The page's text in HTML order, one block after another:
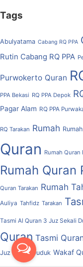
Tags
Abulyatama Cabang RQ PPA
Rutin Cabang RQ PPA
Purwokerto Quran
PPA Bekasi RQ PPA Depok
Pagar Alam RQ PPA
RQ Tarakan Rumah
Quran Rumah Quran
Rumah Quran
Quran Tarakan Rumah
Auliya Tahfidz Tarakan
Tasmi Al Quran 3 Juz Sekali
Quran Tasmi
Juz Sekali Duduk Wakaf